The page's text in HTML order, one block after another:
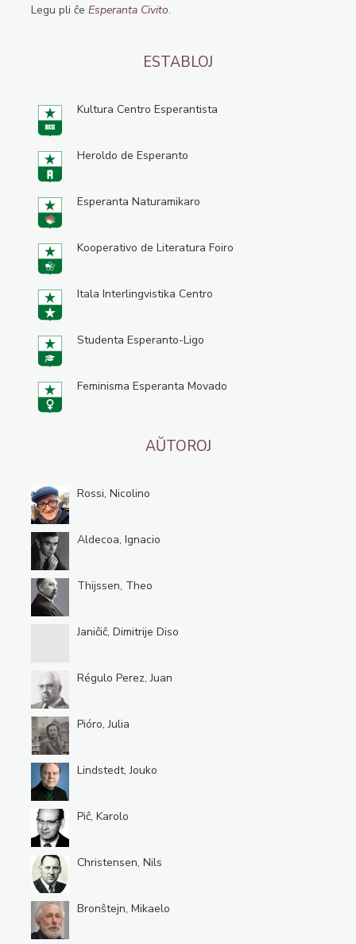
Legu pli ĉe Esperanta Civito.
ESTABLOJ
Kultura Centro Esperantista
Heroldo de Esperanto
Esperanta Naturamikaro
Kooperativo de Literatura Foiro
Itala Interlingvistika Centro
Studenta Esperanto-Ligo
Feminisma Esperanta Movado
AŬTOROJ
Rossi, Nicolino
Aldecoa, Ignacio
Thijssen, Theo
Janiĉiĉ, Dimitrije Diso
Régulo Perez, Juan
Pióro, Julia
Lindstedt, Jouko
Piĉ, Karolo
Christensen, Nils
Bronŝtejn, Mikaelo